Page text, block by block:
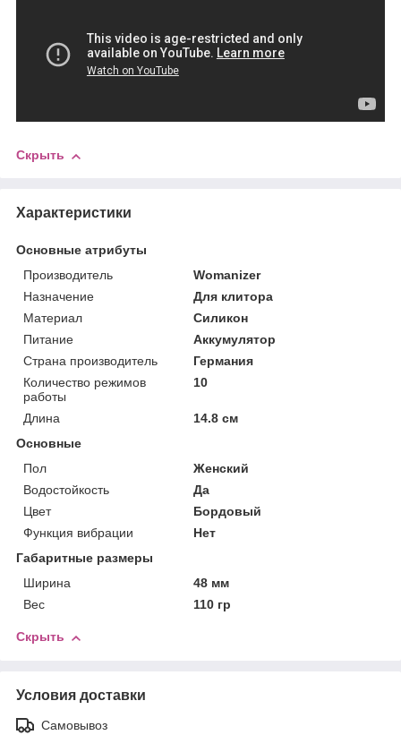
Скрыть
Характеристики
Основные атрибуты
Производитель
Womanizer
Назначение
Для клитора
Материал
Силикон
Питание
Аккумулятор
Страна производитель
Германия
Количество режимов
работы
10
Длина
14.8 см
Основные
Пол
Женский
Водостойкость
Да
Цвет
Бордовый
Функция вибрации
Нет
Габаритные размеры
Ширина
48 мм
Вес
110 гр
Скрыть
Условия доставки
Самовывоз